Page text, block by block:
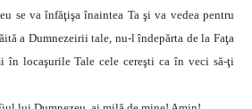
se va înfăţişa înaintea Ta şi va vedea pentru
a Dumnezeirii tale, nu-l îndepărta de la Faţa
în locaşurile Tale cele cereşti ca în veci să-ţi